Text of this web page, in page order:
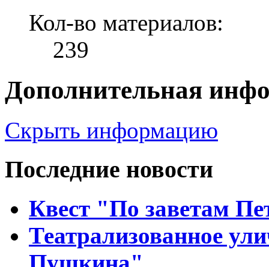
Кол-во материалов:
239
Дополнительная
Скрыть информацию
Последние новости
Квест "По заветам
Театрализованное